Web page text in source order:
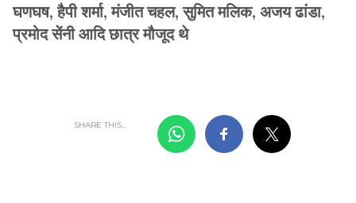
घणघष, हैपी शर्मा, मंजीत चहल, सुमित मलिक, अजय ढांडा,
प्रमोद सेंनी आदि छात्र मौजूद थे
SHARE THIS...